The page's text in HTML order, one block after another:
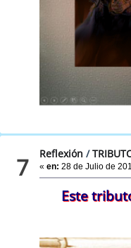
7 Reflexión /
«en: 28 de Julio de
Este